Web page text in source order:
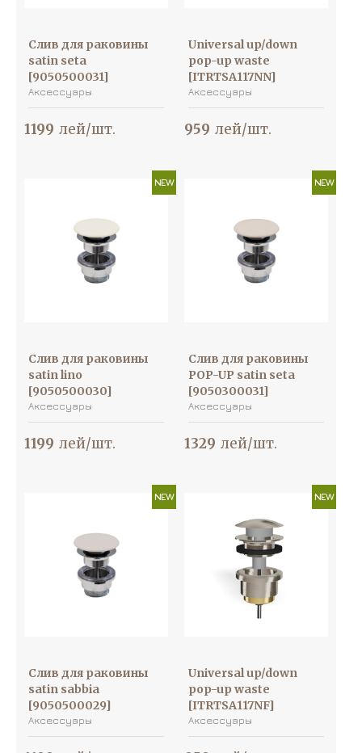
Слив для раковины
satin seta
[9050500031]
Аксессуары
1199 лей/шт.
Universal up/down
pop-up waste
[ITRTSA117NN]
Аксессуары
959 лей/шт.
NEW
Слив для раковины
satin lino
[9050500030]
Аксессуары
1199 лей/шт.
NEW
Слив для раковины
POP-UP satin seta
[9050300031]
Аксессуары
1329 лей/шт.
NEW
Слив для раковины
satin sabbia
[9050500029]
Аксессуары
NEW
Universal up/down
pop-up waste
[ITRTSA117NF]
Аксессуары